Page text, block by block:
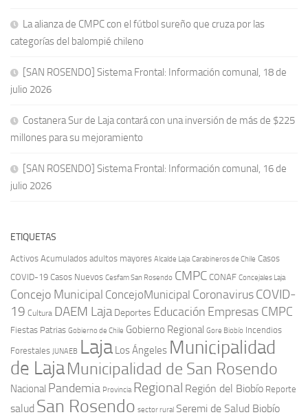
La alianza de CMPC con el fútbol sureño que cruza por las
categorías del balompié chileno
[SAN ROSENDO] Sistema Frontal: Información comunal, 18 de
julio 2026
Costanera Sur de Laja contará con una inversión de más de $225
millones para su mejoramiento
[SAN ROSENDO] Sistema Frontal: Información comunal, 16 de
julio 2026
ETIQUETAS
Activos Acumulados adultos mayores Alcalde Laja Carabineros de Chile Casos
COVID-19 Casos Nuevos Cesfam San Rosendo CMPC CONAF Concejales Laja
Concejo Municipal ConcejoMunicipal CoronavirusCOVID-
19 Cultura DAEM Laja Deportes Educación Empresas CMPC
Fiestas Patrias Gobierno de Chile Gobierno Regional Gore Biobío Incendios
Forestales JUNAEB Laja Los Ángeles Municipalidad
de LajaMunicipalidad de San Rosendo
Nacional Pandemia Provincia Regional Región del Biobío Reporte
salud San Rosendo sector rural Seremi de Salud Biobío